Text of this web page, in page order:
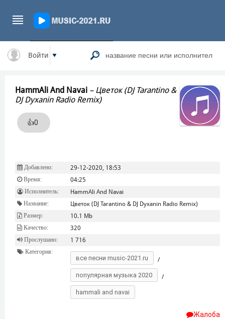
Войти
HammAli And Navai – Цветок (DJ Tarantino &
DJ Dyxanin Radio Remix)
👍0
Добавлено: 29-12-2020, 18:53
Время: 04:25
Исполнитель: HammAli And Navai
Название: Цветок (DJ Tarantino & DJ Dyxanin Radio Remix)
Размер: 10.1 Mb
Качество: 320
Прослушано: 1 716
Категория:
все песни music-2021.ru /
популярная музыка 2020 /
hammali and navai
Жалоба